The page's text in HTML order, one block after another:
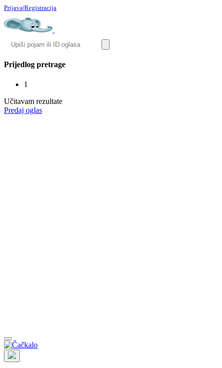
Prijava|Registracija
Prijedlog pretrage
1
Učitavam rezultate
Predaj oglas